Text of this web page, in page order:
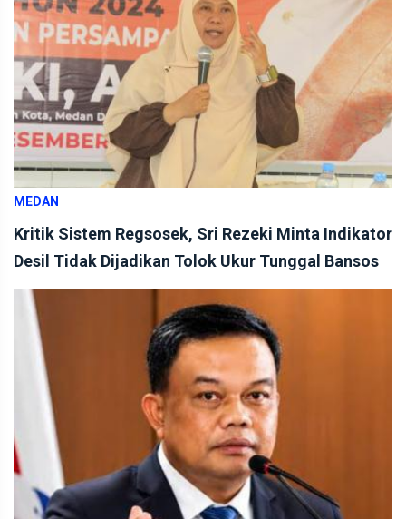
MEDAN
Kritik Sistem Regsosek, Sri Rezeki Minta Indikator
Desil Tidak Dijadikan Tolok Ukur Tunggal Bansos